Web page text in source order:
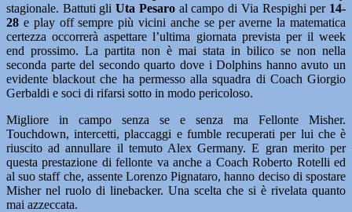
stagionale. Battuti gliUta Pesaroal campo di Via Respighi per14-
28 e play off sempre più vicini anche se per averne la matematica
certezza occorrerà aspettare l’ultima giornata prevista per il week
end prossimo. La partita non è mai stata in bilico se non nella
seconda parte del secondo quarto dove i Dolphins hanno avuto un
evidente blackout che ha permesso alla squadra di Coach Giorgio
Gerbaldi e soci di rifarsi sotto in modo pericoloso.
Migliore in campo senza se e senza ma Fellonte Misher.
Touchdown, intercetti, placcaggi e fumble recuperati per lui che è
riuscito ad annullare il temuto Alex Germany. E gran merito per
questa prestazione di fellonte va anche a Coach Roberto Rotelli ed
al suo staff che, assente Lorenzo Pignataro, hanno deciso di spostare
Misher nel ruolo di linebacker. Una scelta che si è rivelata quanto
mai azzeccata.